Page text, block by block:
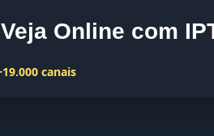
Online com
canais